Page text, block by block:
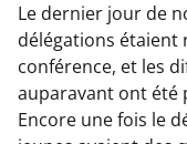
Le dernier jour de
délégations étaient
conférence, et les
auparavant ont été
Encore une fois le